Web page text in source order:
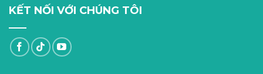
KẾT NỐI VỚI CHÚNG TÔI